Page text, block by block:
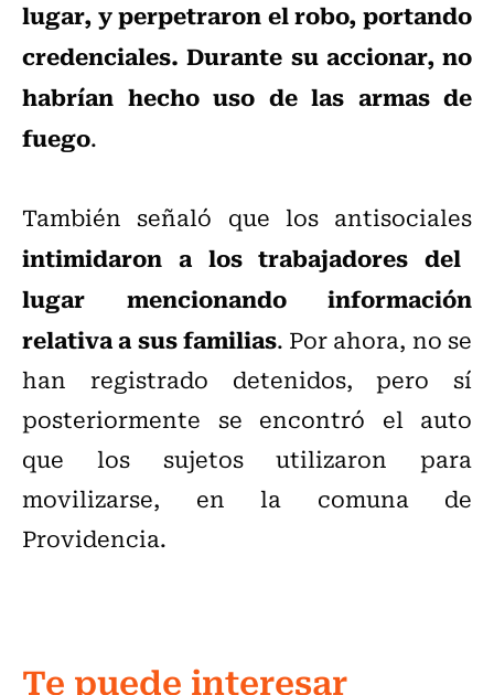
lugar, y perpetraron el robo, portando
credenciales. Durante su accionar, no
habrían hecho uso de las armas de
fuego.
También señaló que los antisociales
intimidaron a los trabajadores del
lugar mencionando información
relativa a sus familias. Por ahora, no se
han registrado detenidos, pero sí
posteriormente se encontró el auto
que los sujetos utilizaron para
movilizarse, en la comuna de
Providencia.
Te puede interesar